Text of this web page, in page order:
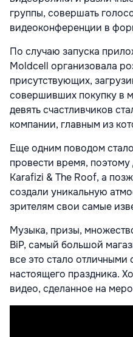
группы, совершать
видеоконференции в
По случаю запуска
Moldcell организовала
присутствующих,
совершивших покупку в
девять счастливчиков
компании, главным из
Еще одним поводом
провести время, поэтому
Karafizi & The Roof, а
создали уникальную
зрителям свои самые
Музыка, призы,
BiP, самый большой
все это стало
настоящего праздника.
видео, сделанное на